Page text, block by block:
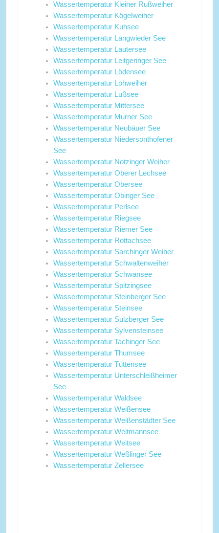
Wassertemperatur Kleiner Rußweiher
Wassertemperatur Kögelweiher
Wassertemperatur Kuhsee
Wassertemperatur Langwieder See
Wassertemperatur Lautersee
Wassertemperatur Leitgeringer See
Wassertemperatur Lödensee
Wassertemperatur Lohweiher
Wassertemperatur Lußsee
Wassertemperatur Mittersee
Wassertemperatur Murner See
Wassertemperatur Neubäuer See
Wassertemperatur Niedersonthofener
See
Wassertemperatur Notzinger Weiher
Wassertemperatur Oberer Lechsee
Wassertemperatur Obersee
Wassertemperatur Obinger See
Wassertemperatur Perlsee
Wassertemperatur Riegsee
Wassertemperatur Riemer See
Wassertemperatur Rottachsee
Wassertemperatur Sarchinger Weiher
Wassertemperatur Schwaltenweiher
Wassertemperatur Schwansee
Wassertemperatur Spitzingsee
Wassertemperatur Steinberger See
Wassertemperatur Steinsee
Wassertemperatur Sulzberger See
Wassertemperatur Sylvensteinsee
Wassertemperatur Tachinger See
Wassertemperatur Thumsee
Wassertemperatur Tüttensee
Wassertemperatur Unterschleißheimer
See
Wassertemperatur Waldsee
Wassertemperatur Weißensee
Wassertemperatur Weißenstädter See
Wassertemperatur Weitmannsee
Wassertemperatur Weitsee
Wassertemperatur Weßlinger See
Wassertemperatur Zellersee